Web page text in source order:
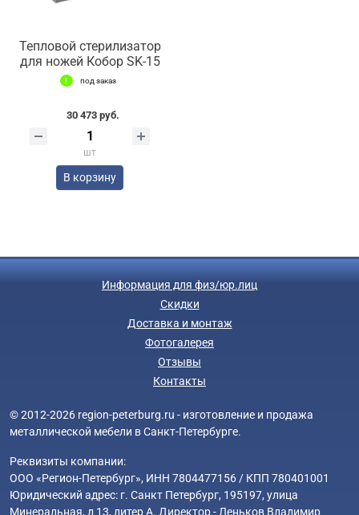
Тепловой стерилизатор
для ножей Кобор SK-15
под заказ
30 473 руб.
шт
В корзину
Информация для физ/юр.лиц
Скидки
Доставка и монтаж
Фотогалерея
Отзывы
Контакты
© 2012-2026 region-peterburg.ru - изготовление и продажа
металлической мебели в Санкт-Петербурге.
Реквизиты компании:
ООО «Регион-Петербург», ИНН 7804477156 / КПП 780401001
Юридический адрес: г. Санкт Петербург, 195197, улица
Минеральная, д 13, литер А. Директор - Леньков Владимир